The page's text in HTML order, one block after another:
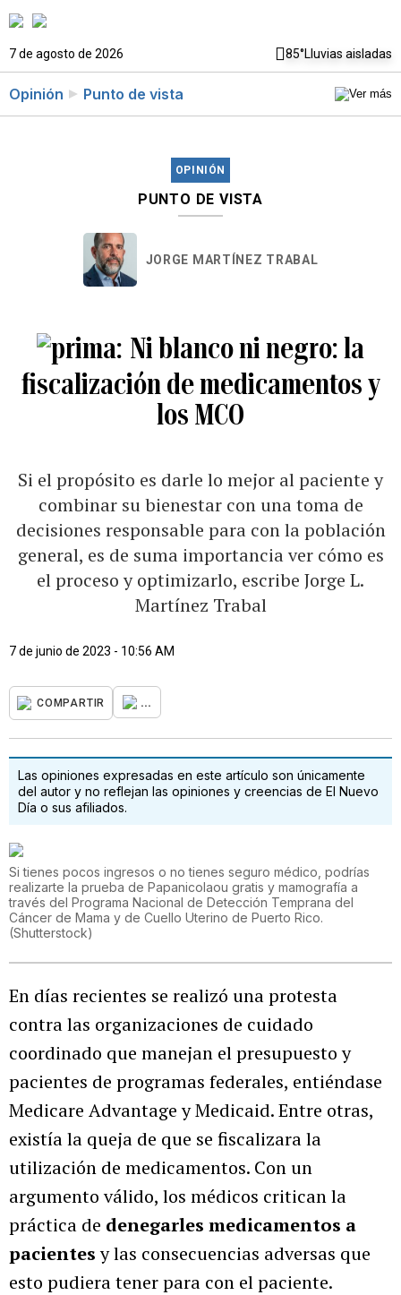
7 de agosto de 2026 85°Lluvias aisladas
Opinión Punto de vista
OPINIÓN
PUNTO DE VISTA
JORGE MARTÍNEZ TRABAL
Ni blanco ni negro: la
fiscalización de medicamentos y
los MCO
Si el propósito es darle lo mejor al paciente y
combinar su bienestar con una toma de
decisiones responsable para con la población
general, es de suma importancia ver cómo es
el proceso y optimizarlo, escribe Jorge L.
Martínez Trabal
7 de junio de 2023 - 10:56 AM
COMPARTIR ...
Las opiniones expresadas en este artículo son únicamente
del autor y no reflejan las opiniones y creencias de El Nuevo
Día o sus afiliados.
Si tienes pocos ingresos o no tienes seguro médico, podrías
realizarte la prueba de Papanicolaou gratis y mamografía a
través del Programa Nacional de Detección Temprana del
Cáncer de Mama y de Cuello Uterino de Puerto Rico.
(Shutterstock)
En días recientes se realizó una protesta
contra las organizaciones de cuidado
coordinado que manejan el presupuesto y
pacientes de programas federales, entiéndase
Medicare Advantage y Medicaid. Entre otras,
existía la queja de que se fiscalizara la
utilización de medicamentos. Con un
argumento válido, los médicos critican la
práctica de denegarles medicamentos a
pacientesy las consecuencias adversas que
esto pudiera tener para con el paciente.